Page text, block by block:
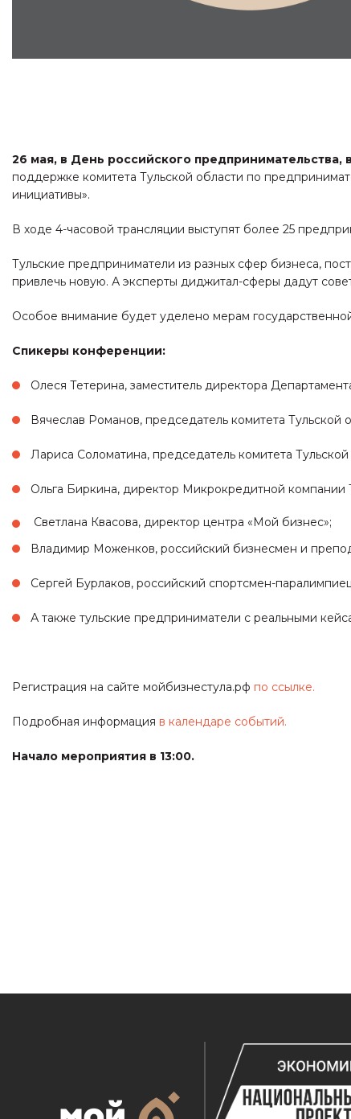
26 мая, в День российского
поддержке комитета Тульской области по
инициативы».
В ходе 4-часовой трансляции выступят более 25
Тульские предприниматели из разных сфер бизнеса,
привлечь новую. А эксперты диджитал-сферы дадут
Особое внимание будет уделено мерам
Спикеры конференции:
Олеся Тетерина, заместитель директора
Вячеслав Романов, председатель комитета
Лариса Соломатина, председатель комитета
Ольга Биркина, директор Микрокредитной
Светлана Квасова, директор центра «Мой бизнес»;
Владимир Моженков, российский бизнесмен и
Сергей Бурлаков, российский спортсмен-
А также тульские предприниматели с реальными
Регистрация на сайте мойбизнестула.рф по ссылке.
Подробная информация в календаре событий.
Начало мероприятия в 13:00.